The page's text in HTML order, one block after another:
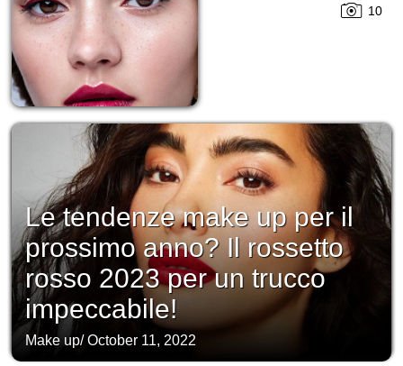
10
Le tendenze make up per il
prossimo anno? Il rossetto
rosso 2023 per un trucco
impeccabile!
Make up/October 11, 2022